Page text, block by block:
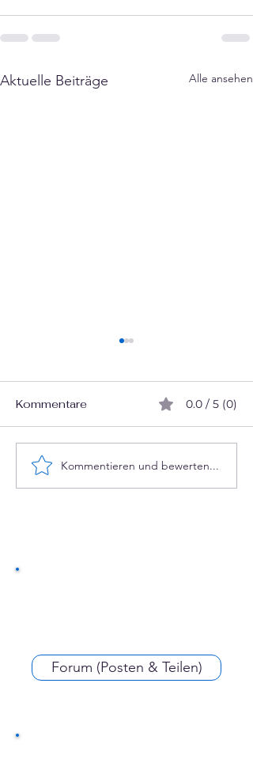
Aktuelle Beiträge Alle ansehen
Gratis
Kommentare 0.0 / 5 (0)
Kommentieren und bewerten...
Forum (Posten & Teilen)